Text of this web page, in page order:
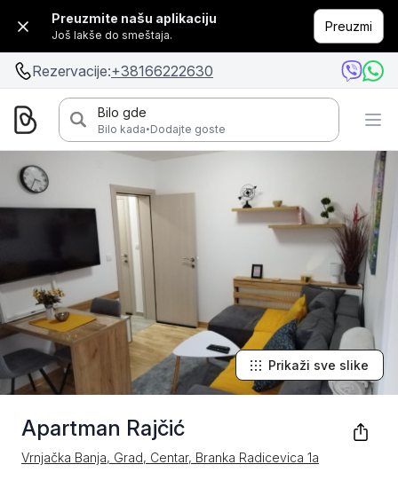
Preuzmite našu aplikaciju
Još lakše do smeštaja.
Preuzmi
Rezervacije:+38166222630
Bilo gde
Bilo kada·Dodajte goste
Apartman Rajčić
Vrnjačka Banja, Grad, Centar, Branka Radicevica 1a
Prikaži sve slike